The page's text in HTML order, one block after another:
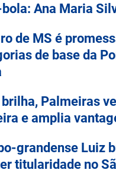
Ana Maria
de MS é
de base da
Palmeiras
e amplia
grandense Luiz
titularidade no